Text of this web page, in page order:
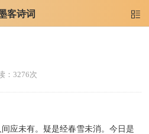
客诗词 
：3276次
应未有。疑是经春雪未消。今日是